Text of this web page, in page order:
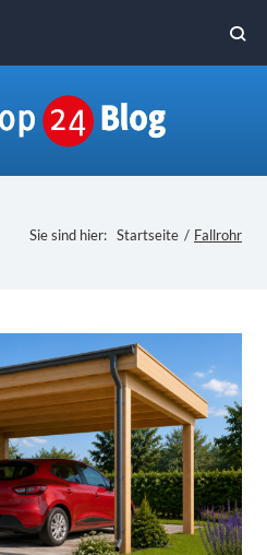
Sie sind hier: Startseite / Fallrohr